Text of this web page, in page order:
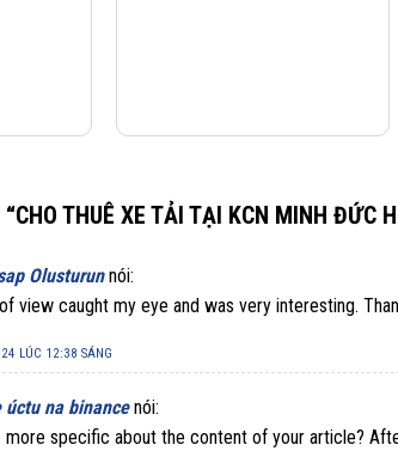
CHO THUÊ XE TẢI TẠI KCN MINH ĐỨC
Olusturun nói:
view caught my eye and was very interesting.
LÚC 12:38 SÁNG
úctu na binance nói:
more specific about the content of your article?